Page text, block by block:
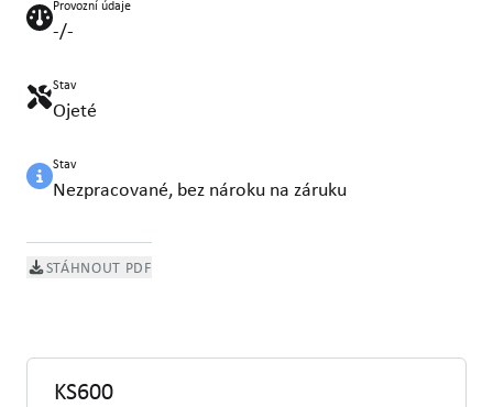
Provozní údaje
-/-
Stav
Ojeté
Stav
Nezpracované, bez nároku na záruku
STÁHNOUT PDF
KS600